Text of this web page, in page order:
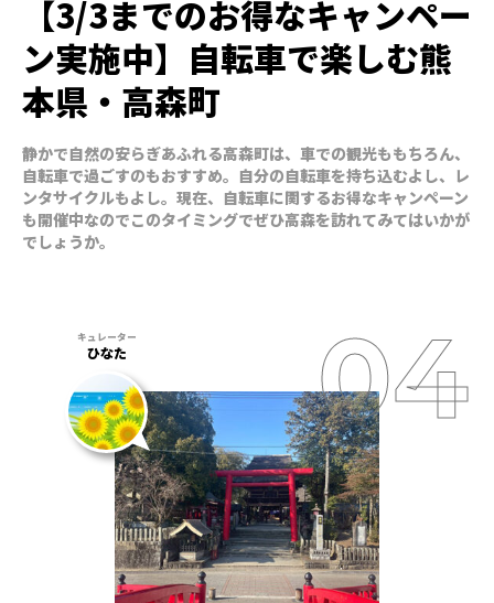
【3/3までのお得なキャンペー
ン実施中】自転車で楽しむ熊
本県・高森町
静かで自然の安らぎあふれる高森町は、車での観光ももちろん、
自転車で過ごすのもおすすめ。自分の自転車を持ち込むよし、レ
ンタサイクルもよし。現在、自転車に関するお得なキャンペーン
も開催中なのでこのタイミングでぜひ高森を訪れてみてはいかが
でしょうか。
ひなた